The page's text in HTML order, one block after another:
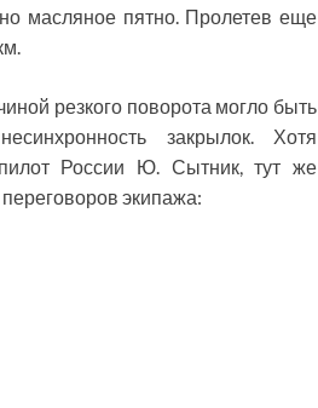
масляное пятно. Пролетев еще
резкого поворота могло быть
закрылок. Хотя
пилот России Ю. Сытник, тут же
переговоров экипажа: